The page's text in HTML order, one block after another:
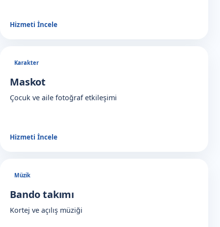
Hizmeti İncele
Karakter
Maskot
Çocuk ve aile fotoğraf etkileşimi
Hizmeti İncele
Müzik
Bando takımı
Kortej ve açılış müziği